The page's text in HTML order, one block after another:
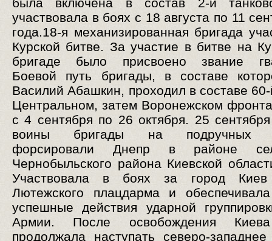
была включена в состав 2-й
участвовала в боях с 18 августа по 11
года.18-я механизированная бригада
Курской битве. За участие в битве на
бригаде было присвоено звание
Боевой путь бригады, в составе
Василий Абашкин, проходил в составе
Центральном, затем Воронежском
с 4 сентября по 26 октября. 25
воины бригады на подручных
форсировали Днепр в районе
Чернобыльского района Киевской
Участвовала в боях за город Киев
Лютежского плацдарма и
успешные действия ударной
Армии. После освобождения
продолжала наступать северо-